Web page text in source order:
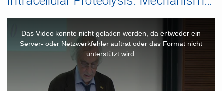
window.
Das Video konnte nicht geladen werden, da entweder ein
Server- oder Netzwerkfehler auftrat oder das Format nicht
unterstützt wird.